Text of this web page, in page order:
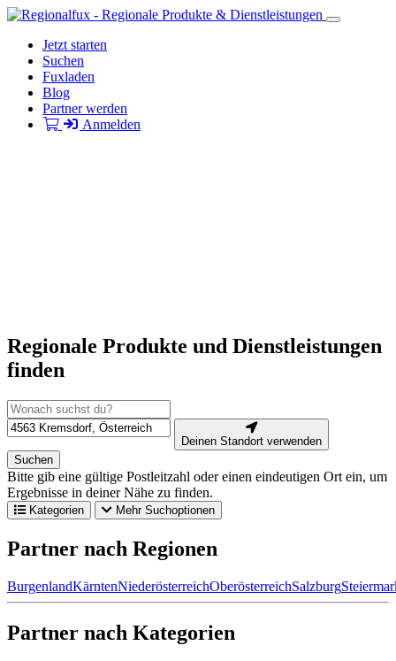
Jetzt starten
Suchen
Fuxladen
Blog
Partner werden
Anmelden
Regionale Produkte und Dienstleistungen
finden
Deinen Standort verwenden
Suchen
Bitte gib eine gültige Postleitzahl oder einen eindeutigen Ort ein, um
Ergebnisse in deiner Nähe zu finden.
Kategorien Mehr Suchoptionen
Partner nach Regionen
BurgenlandKärntenNiederösterreichOberösterreichSalzburg
Partner nach Kategorien